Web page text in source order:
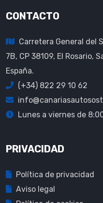
CONTACTO
Carretera General del
7B, CP 38109, El Rosario,
España.
(+34) 822 29 10 62
Lunes a viernes de
PRIVACIDAD
Política de privacidad
Aviso legal